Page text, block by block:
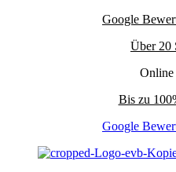
Google
Über 20
Online
Bis zu
Google